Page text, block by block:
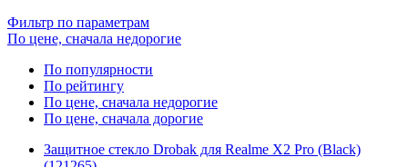
Фильтр по параметрам
По цене, сначала недорогие
По популярности
По рейтингу
По цене, сначала недорогие
По цене, сначала дорогие
Защитное стекло Drobak для Realme X2 Pro (Black)